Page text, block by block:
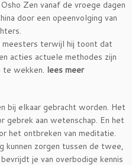
Zen vanaf de vroege dagen
door een opeenvolging van
terwijl hij toont dat
acties actuele methodes zijn
te wekken. lees meer
bij elkaar gebracht worden. Het
gebrek aan wetenschap. En het
het ontbreken van meditatie.
kunnen zorgen tussen de twee,
je van overbodige kennis